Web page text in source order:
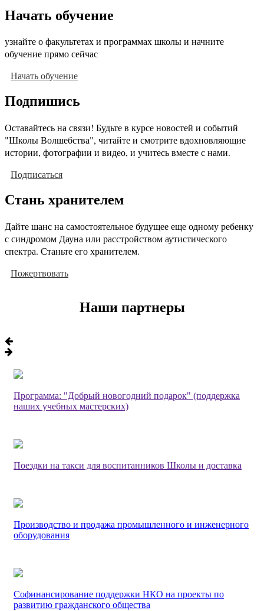
Начать обучение
узнайте о факультетах и программах школы и начните
обучение прямо сейчас
Начать обучение
Подпишись
Оставайтесь на связи! Будьте в курсе новостей и событий
"Школы Волшебства", читайте и смотрите вдохновляющие
истории, фотографии и видео, и учитесь вместе с нами.
Подписаться
Стань хранителем
Дайте шанс на самостоятельное будущее еще одному ребенку
с синдромом Дауна или расстройством аутистического
спектра. Станьте его хранителем.
Пожертвовать
Наши партнеры
Программа: "Добрый новогодний подарок" (поддержка
наших учебных мастерских)
Поездки на такси для воспитанников Школы и доставка
Производство и продажа промышленного и инженерного
оборудования
Софинансирование поддержки НКО на проекты по
развитию гражданского общества